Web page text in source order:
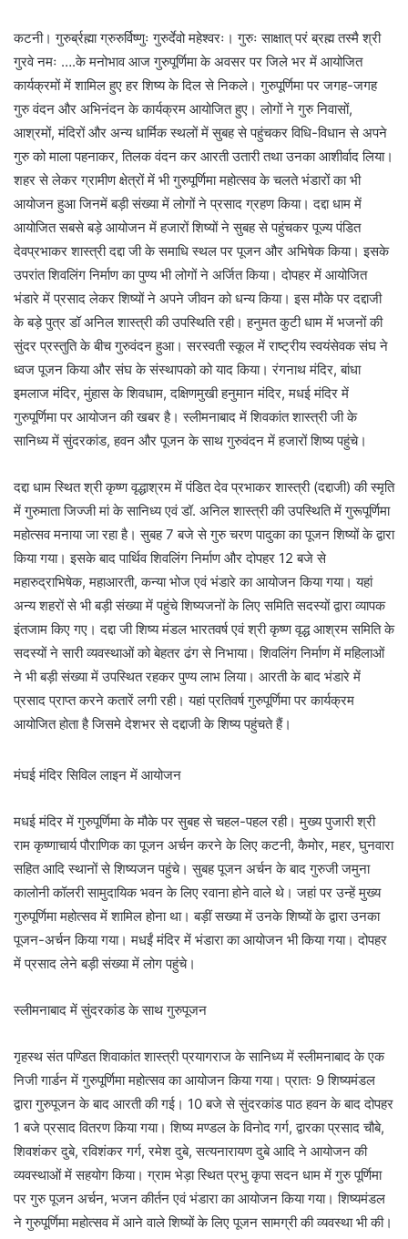
कटनी। गुरुर्ब्रह्मा ग्रुरुर्विष्णुः गुरुर्देवो महेश्वरः। गुरुः साक्षात् परं ब्रह्म तस्मै श्री
गुरवे नमः ….के मनोभाव आज गुरुपूर्णिमा के अवसर पर जिले भर में आयोजित
कार्यक्रमों में शामिल हुए हर शिष्य के दिल से निकले। गुरुपूर्णिमा पर जगह-जगह
गुरु वंदन और अभिनंदन के कार्यक्रम आयोजित हुए। लोगों ने गुरु निवासों,
आश्रमों, मंदिरों और अन्य धार्मिक स्थलों में सुबह से पहुंचकर विधि-विधान से अपने
गुरु को माला पहनाकर, तिलक वंदन कर आरती उतारी तथा उनका आशीर्वाद लिया।
शहर से लेकर ग्रामीण क्षेत्रों में भी गुरुपूर्णिमा महोत्सव के चलते भंडारों का भी
आयोजन हुआ जिनमें बड़ी संख्या में लोगों ने प्रसाद ग्रहण किया। दद्दा धाम में
आयोजित सबसे बड़े आयोजन में हजारों शिष्यों ने सुबह से पहुंचकर पूज्य पंडित
देवप्रभाकर शास्त्री दद्दा जी के समाधि स्थल पर पूजन और अभिषेक किया। इसके
उपरांत शिवलिंग निर्माण का पुण्य भी लोगों ने अर्जित किया। दोपहर में आयोजित
भंडारे में प्रसाद लेकर शिष्यों ने अपने जीवन को धन्य किया। इस मौके पर दद्दाजी
के बड़े पुत्र डॉ अनिल शास्त्री की उपस्थिति रही। हनुमत कुटी धाम में भजनों की
सुंदर प्रस्तुति के बीच गुरुवंदन हुआ। सरस्वती स्कूल में राष्ट्रीय स्वयंसेवक संघ ने
ध्वज पूजन किया और संघ के संस्थापको को याद किया। रंगनाथ मंदिर, बांधा
इमलाज मंदिर, मुंहास के शिवधाम, दक्षिणमुखी हनुमान मंदिर, मधई मंदिर में
गुरुपूर्णिमा पर आयोजन की खबर है। स्लीमनाबाद में शिवकांत शास्त्री जी के
सानिध्य में सुंदरकांड, हवन और पूजन के साथ गुरुवंदन में हजारों शिष्य पहुंचे।
दद्दा धाम स्थित श्री कृष्ण वृद्धाश्रम में पंडित देव प्रभाकर शास्त्री (दद्दाजी) की स्मृति
में गुरुमाता जिज्जी मां के सानिध्य एवं डॉ. अनिल शास्त्री की उपस्थिति में गुरूपूर्णिमा
महोत्सव मनाया जा रहा है। सुबह 7 बजे से गुरु चरण पादुका का पूजन शिष्यों के द्वारा
किया गया। इसके बाद पार्थिव शिवलिंग निर्माण और दोपहर 12 बजे से
महारुद्राभिषेक, महाआरती, कन्या भोज एवं भंडारे का आयोजन किया गया। यहां
अन्य शहरों से भी बड़ी संख्या में पहुंचे शिष्यजनों के लिए समिति सदस्यों द्वारा व्यापक
इंतजाम किए गए। दद्दा जी शिष्य मंडल भारतवर्ष एवं श्री कृष्ण वृद्ध आश्रम समिति के
सदस्यों ने सारी व्यवस्थाओं को बेहतर ढंग से निभाया। शिवलिंग निर्माण में महिलाओं
ने भी बड़ी संख्या में उपस्थित रहकर पुण्य लाभ लिया। आरती के बाद भंडारे में
प्रसाद प्राप्त करने कतारें लगी रही। यहां प्रतिवर्ष गुरुपूर्णिमा पर कार्यक्रम
आयोजित होता है जिसमे देशभर से दद्दाजी के शिष्य पहुंचते हैं।
मंघई मंदिर सिविल लाइन में आयोजन
मधई मंदिर में गुरुपूर्णिमा के मौके पर सुबह से चहल-पहल रही। मुख्य पुजारी श्री
राम कृष्णाचार्य पौराणिक का पूजन अर्चन करने के लिए कटनी, कैमोर, महर, घुनवारा
सहित आदि स्थानों से शिष्यजन पहुंचे। सुबह पूजन अर्चन के बाद गुरुजी जमुना
कालोनी कॉलरी सामुदायिक भवन के लिए रवाना होने वाले थे। जहां पर उन्हें मुख्य
गुरुपूर्णिमा महोत्सव में शामिल होना था। बड़ीं सख्या में उनके शिष्यों के द्वारा उनका
पूजन-अर्चन किया गया। मधईं मंदिर में भंडारा का आयोजन भी किया गया। दोपहर
में प्रसाद लेने बड़ी संख्या में लोग पहुंचे।
स्लीमनाबाद में सुंदरकांड के साथ गुरुपूजन
गृहस्थ संत पण्डित शिवाकांत शास्त्री प्रयागराज के सानिध्य में स्लीमनाबाद के एक
निजी गार्डन में गुरुपूर्णिमा महोत्सव का आयोजन किया गया। प्रातः 9 शिष्यमंडल
द्वारा गुरुपूजन के बाद आरती की गई। 10 बजे से सुंदरकांड पाठ हवन के बाद दोपहर
1 बजे प्रसाद वितरण किया गया। शिष्य मण्डल के विनोद गर्ग, द्वारका प्रसाद चौबे,
शिवशंकर दुबे, रविशंकर गर्ग, रमेश दुबे, सत्यनारायण दुबे आदि ने आयोजन की
व्यवस्थाओं में सहयोग किया। ग्राम भेड़ा स्थित प्रभु कृपा सदन धाम में गुरु पूर्णिमा
पर गुरु पूजन अर्चन, भजन कीर्तन एवं भंडारा का आयोजन किया गया। शिष्यमंडल
ने गुरुपूर्णिमा महोत्सव में आने वाले शिष्यों के लिए पूजन सामग्री की व्यवस्था भी की।